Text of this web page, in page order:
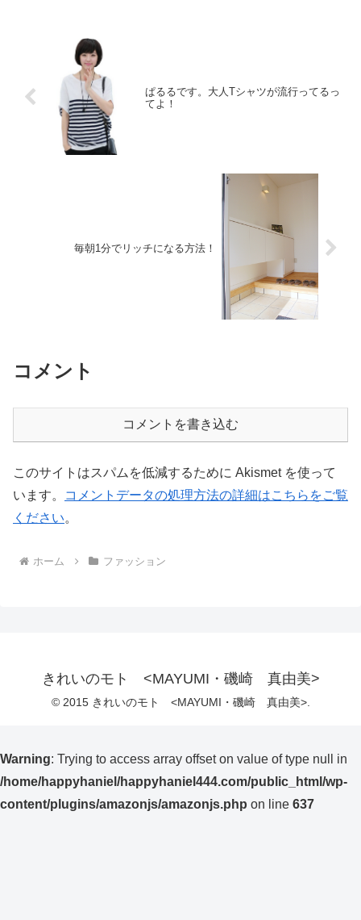
ぱるるです。大人Tシャツが流行ってるっ
てよ！
毎朝1分でリッチになる方法！
コメント
コメントを書き込む
このサイトはスパムを低減するために Akismet を使って
います。
コメントデータの処理方法の詳細はこちらをご覧
ください。
ホーム ファッション
きれいのモト <MAYUMI・磯崎 真由美>
© 2015 きれいのモト <MAYUMI・磯崎 真由美>.
Warning: Trying to access array offset on value of type null in
/home/happyhaniel/happyhaniel444.com/public_html/wp-
content/plugins/amazonjs/amazonjs.php on line 637